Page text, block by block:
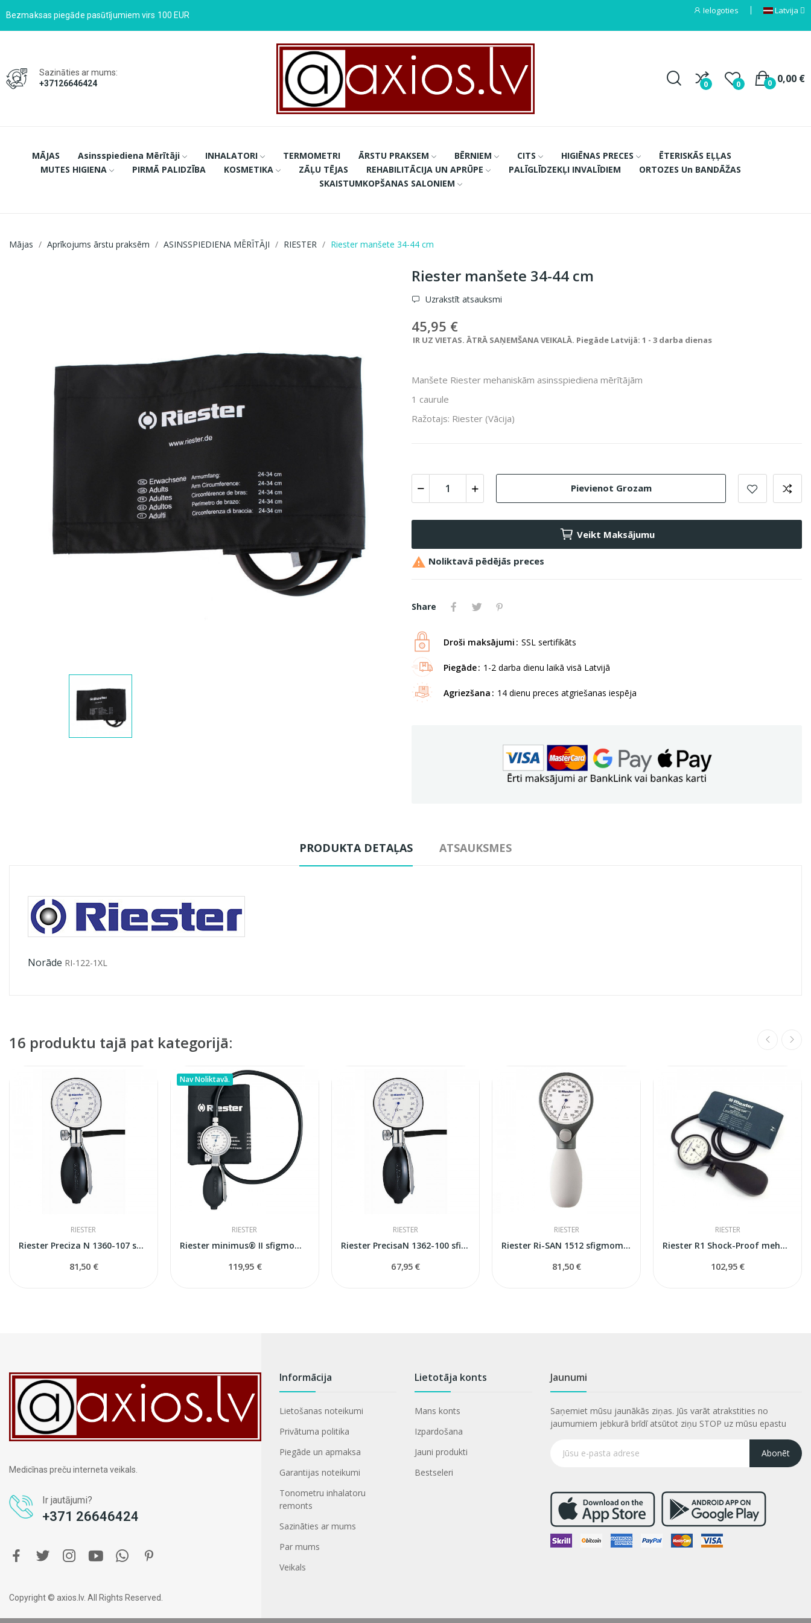
Bezmaksas piegāde pasūtījumiem virs 100 EUR Ielogoties Latvija
Sazināties ar mums:
+37126646424
0 0 0,00 €
0
MĀJAS Asinsspiediena Mērītāji INHALATORI TERMOMETRI ĀRSTU PRAKSEM BĒRNIEM CITS HIGIĒNAS PRECES
ĒTERISKĀS EĻĻAS
MUTES HIGIENA
PIRMĀ PALIDZĪBA KOSMETIKA ZĀĻU TĒJAS REHABILITĀCIJA UN APRŪPE PALĪGLĪDZEKĻI INVALĪDIEM
ORTOZES Un BANDĀŽAS
SKAISTUMKOPŠANAS SALONIEM
Mājas Aprīkojums ārstu praksēm ASINSSPIEDIENA MĒRĪTĀJI RIESTER Riester manšete 34-44 cm
Riester manšete 34-44 cm
Uzrakstīt atsauksmi
45,95 €
IR UZ VIETAS. ĀTRĀ SAŅEMŠANA VEIKALĀ. Piegāde Latvijā: 1 - 3 darba dienas
Manšete Riester mehaniskām asinsspiediena mērītājām
1 caurule
Ražotajs: Riester (Vācija)
Pievienot Grozam
Veikt Maksājumu
 Noliktavā pēdējās preces
Share
Droši maksājumi SSL sertifikāts
Piegāde 1-2 darba dienu laikā visā Latvijā
Agriezšana 14 dienu preces atgriešanas iespēja
PRODUKTA DETAĻAS ATSAUKSMES
Norāde RI-122-1XL
16 produktu tajā pat kategorijā:
RIESTER
Riester Preciza N 1360-107 sfigmomanometrs
81,50 €
Nav Noliktavā.
RIESTER
Riester minimus® II sfigmomanometrs
119,95 €
RIESTER
Riester PrecisaN 1362-100 sfigmomanometrs
67,95 €
RIESTER
Riester Ri-SAN 1512 sfigmomanometrs
81,50 €
RIESTER
Riester R1 Shock-Proof mehaniskais...
102,95 €
Medicīnas preču interneta veikals.
Ir jautājumi?
+371 26646424
Informācija
Lietošanas noteikumi
Privātuma politika
Piegāde un apmaksa
Garantijas noteikumi
Tonometru inhalatoru
remonts
Sazināties ar mums
Par mums
Veikals
Lietotāja konts
Mans konts
Izpardošana
Jauni produkti
Bestseleri
Jaunumi
Saņemiet mūsu jaunākās ziņas. Jūs varāt atrakstities no
jaumumiem jebkurā brīdī atsūtot ziņu STOP uz mūsu epastu
Abonēt
Copyright © axios.lv. All Rights Reserved.